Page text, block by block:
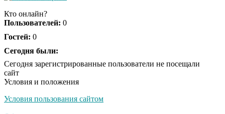
Кто онлайн?
Пользователей: 0
Гостей: 0
Сегодня были:
Сегодня зарегистрированные пользователи не посещали
сайт
Условия и положения
Условия пользования сайтом